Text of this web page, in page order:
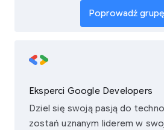
Poprowadź
Eksperci Google Developers
Dziel się swoją pasją do
zostań uznanym liderem w